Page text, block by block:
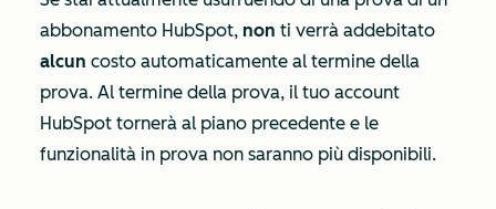
abbonamento HubSpot, non ti verrà addebitato
alcun costo automaticamente al termine della
prova. Al termine della prova, il tuo account
HubSpot tornerà al piano precedente e le
funzionalità in prova non saranno più disponibili.